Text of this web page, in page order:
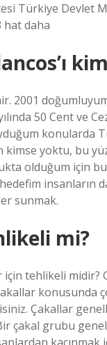
Türkiye Devlet
hat daha
2001
50 Cent ve
konularda
kimse yoktu, bu
olduğum için bu
insanların
sunmak.
mi?
tehlikeli midir?
konusunda
Çakallar
çakal grubu